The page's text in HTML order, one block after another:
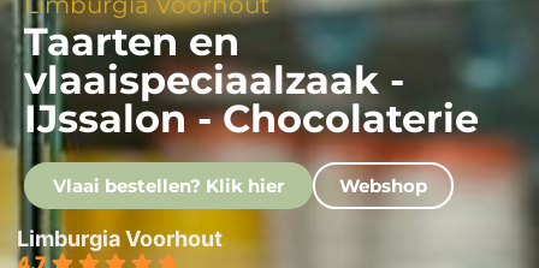
Taarten en
vlaaispeciaalzaak -
IJssalon - Chocolaterie
Vlaai bestellen? Klik hier Webshop
Limburgia Voorhout
4.7